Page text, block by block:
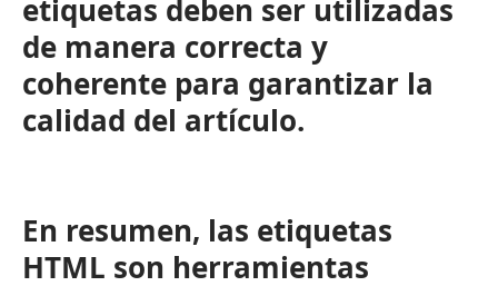
etiquetas deben ser utilizadas
de manera correcta y
coherente para garantizar la
calidad del artículo.
En resumen, las etiquetas
HTML son herramientas